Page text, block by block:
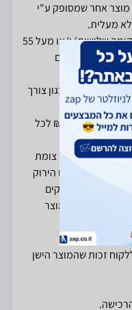
מוצר אחר שמסופק ע"י
אספקה מקומה שלישית ומעלה (כולל קומה שלישית) ו/או מעל 55
תשלום למובילים
מקרים חריגים כגון צורך
במקרה שיש צורך בפירוק דלתות זה כרוך בעלות של 60 ₪ לכל
הקו הירוק ועד צומת
לגבולות הקו הירוק
או דרומית לצומת הערבה, האספקה תהיה עד 14 ימי עסקים
ותירש תוספת תשלום שנעה בין 100 ₪ ל- 350 ₪ תלוי במוצר
זכות שהמוצר הישן